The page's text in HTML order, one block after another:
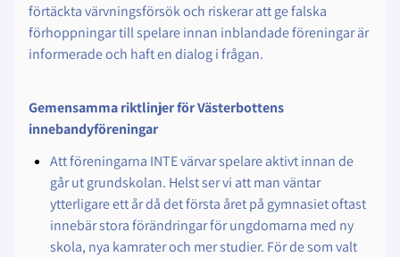
förtäckta värvningsförsök och riskerar att ge falska
förhoppningar till spelare innan inblandade föreningar är
informerade och haft en dialog i frågan.
Gemensamma riktlinjer för Västerbottens
innebandyföreningar
Att föreningarna INTE värvar spelare aktivt innan de
går ut grundskolan. Helst ser vi att man väntar
ytterligare ett år då det första året på gymnasiet oftast
innebär stora förändringar för ungdomarna med ny
skola, nya kamrater och mer studier. För de som valt